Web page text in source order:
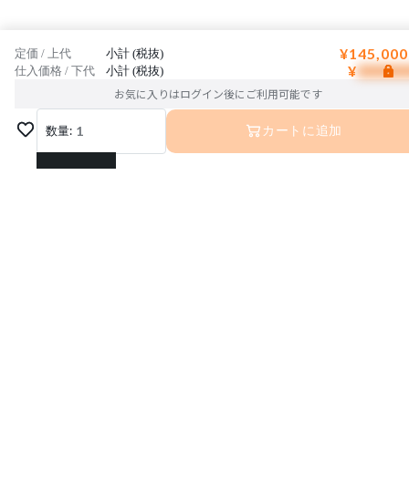
定価 / 上代 小計 (税抜)
仕入価格 / 下代 小計 (税抜) ¥
お気に入りはログイン後にご利用可能です
数量: 1
1
カートに追加